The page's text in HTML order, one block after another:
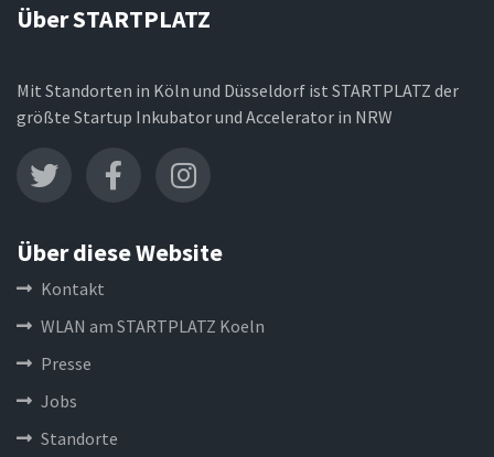
Über STARTPLATZ
Mit Standorten in Köln und Düsseldorf ist STARTPLATZ der
größte Startup Inkubator und Accelerator in NRW
Über diese Website
Kontakt
WLAN am STARTPLATZ Koeln
Presse
Jobs
Standorte